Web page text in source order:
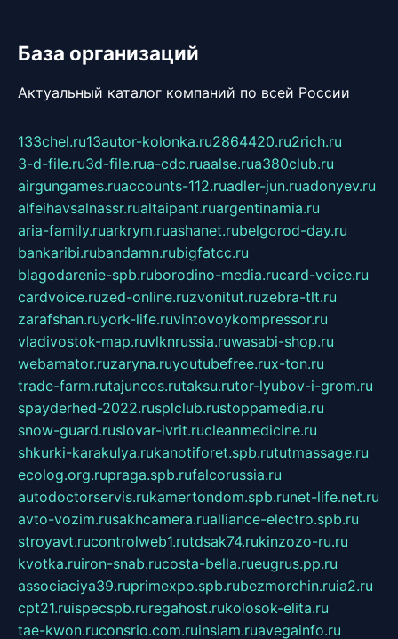
База организаций
Актуальный каталог компаний по всей России
133chel.ru13autor-kolonka.ru2864420.ru2rich.ru
3-d-file.ru3d-file.rua-cdc.ruaalse.rua380club.ru
airgungames.ruaccounts-112.ruadler-jun.ruadonyev.ru
alfeihavsalnassr.rualtaipant.ruargentinamia.ru
aria-family.ruarkrym.ruashanet.rubelgorod-day.ru
bankaribi.rubandamn.rubigfatcc.ru
blagodarenie-spb.ruborodino-media.rucard-voice.ru
cardvoice.ruzed-online.ruzvonitut.ruzebra-tlt.ru
zarafshan.ruyork-life.ruvintovoykompressor.ru
vladivostok-map.ruvlknrussia.ruwasabi-shop.ru
webamator.ruzaryna.ruyoutubefree.rux-ton.ru
trade-farm.rutajuncos.rutaksu.rutor-lyubov-i-grom.ru
spayderhed-2022.rusplclub.rustoppamedia.ru
snow-guard.ruslovar-ivrit.rucleanmedicine.ru
shkurki-karakulya.rukanotiforet.spb.rututmassage.ru
ecolog.org.rupraga.spb.rufalcorussia.ru
autodoctorservis.rukamertondom.spb.runet-life.net.ru
avto-vozim.rusakhcamera.rualliance-electro.spb.ru
stroyavt.rucontrolweb1.rutdsak74.rukinzozo-ru.ru
kvotka.ruiron-snab.rucosta-bella.rueugrus.pp.ru
associaciya39.ruprimexpo.spb.rubezmorchin.ruia2.ru
cpt21.ruispecspb.ruregahost.rukolosok-elita.ru
tae-kwon.ruconsrio.com.ruinsiam.ruavegainfo.ru